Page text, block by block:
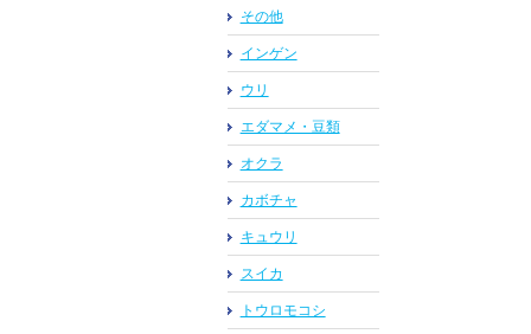
その他
インゲン
ウリ
エダマメ・豆類
オクラ
カボチャ
キュウリ
スイカ
トウロモコシ